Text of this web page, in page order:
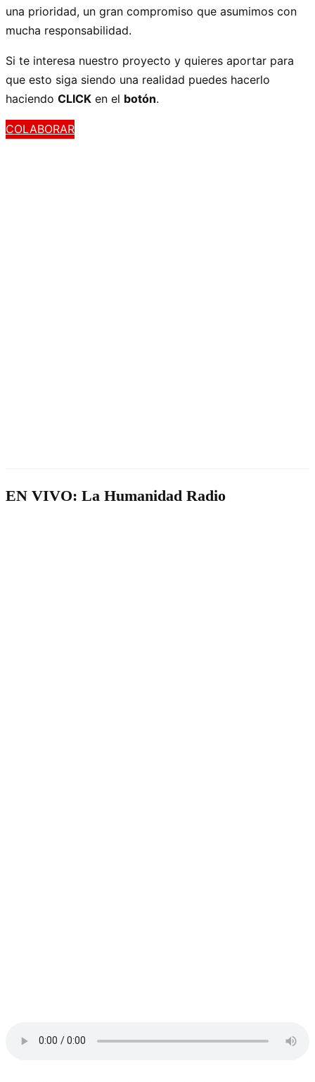
una prioridad, un gran compromiso que asumimos con
mucha responsabilidad.
Si te interesa nuestro proyecto y quieres aportar para
que esto siga siendo una realidad puedes hacerlo
haciendo CLICK en el botón.
COLABORAR
EN VIVO: La Humanidad Radio